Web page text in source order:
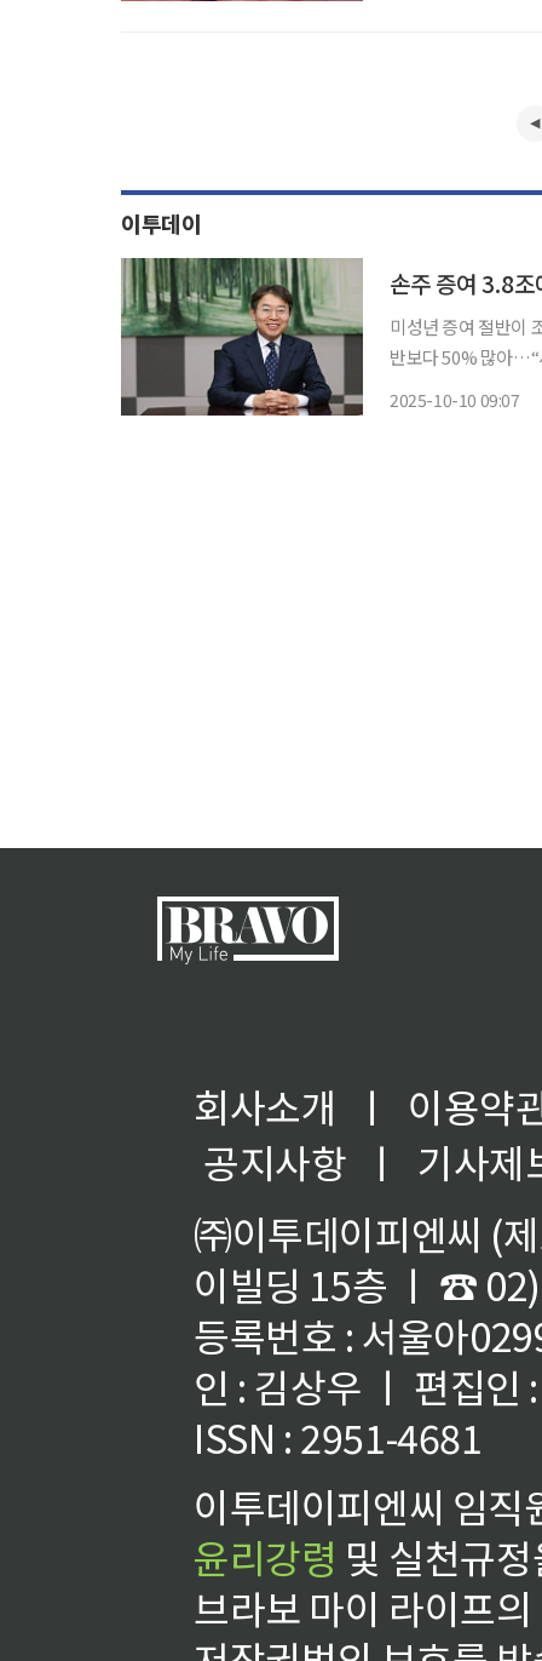
이투데이
미성년 증여 절반이
반보다 50% 많아…“세대생략 할증
2025-10-10 09:07
회사소개 ㅣ
이용약
공지사항
ㅣ
기사제
㈜이투데이피엔씨 (
이빌딩 15층 ㅣ ☎
등록번호 : 서울아
인 : 김상우 ㅣ 편집인
ISSN : 2951-4681
이투데이피엔씨 임
윤리강령 및 실천규
브라보 마이 라이프